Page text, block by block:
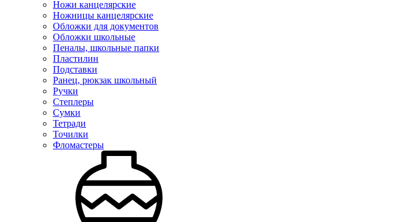
Ножи канцелярские
Ножницы канцелярские
Обложки для документов
Обложки школьные
Пеналы, школьные папки
Пластилин
Подставки
Ранец, рюкзак школьный
Ручки
Степлеры
Сумки
Тетради
Точилки
Фломастеры